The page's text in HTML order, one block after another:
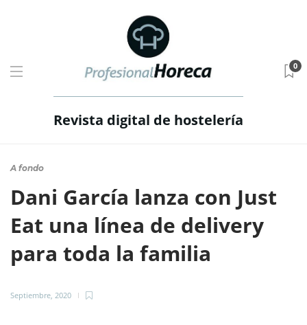
Revista digital de hostelería
0
A fondo
Dani García lanza con Just
Eat una línea de delivery
para toda la familia
Septiembre, 2020